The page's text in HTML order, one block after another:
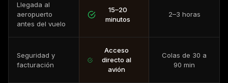
Llegada al
aeropuerto
antes del vuelo
15–20
minutos
2–3 horas
Seguridad y
facturación
Acceso
directo al
avión
Colas de 30 a
90 min